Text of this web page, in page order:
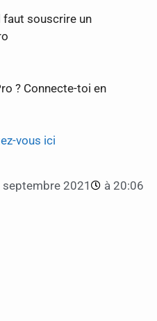
faut souscrire un
? Connecte-toi en
vous ici
septembre 2021 à 20:06